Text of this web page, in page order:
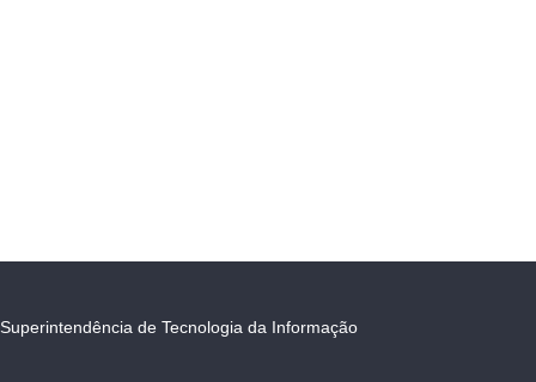
Superintendência de Tecnologia da Informação